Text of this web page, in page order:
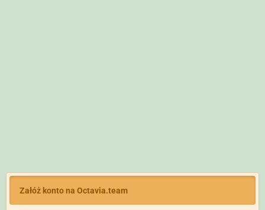
Załóż konto na Octavia.team